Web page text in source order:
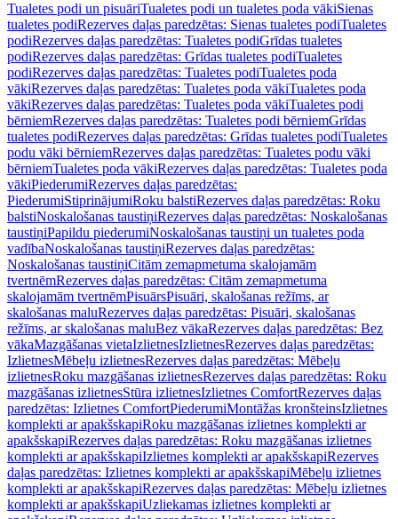
Tualetes podi un pisuāriTualetes podi un tualetes poda vākiSienas
tualetes podiRezerves daļas paredzētas: Sienas tualetes podiTualetes
podiRezerves daļas paredzētas: Tualetes podiGrīdas tualetes
podiRezerves daļas paredzētas: Grīdas tualetes podiTualetes
podiRezerves daļas paredzētas: Tualetes podiTualetes poda
vākiRezerves daļas paredzētas: Tualetes poda vākiTualetes poda
vākiRezerves daļas paredzētas: Tualetes poda vākiTualetes podi
bērniemRezerves daļas paredzētas: Tualetes podi bērniemGrīdas
tualetes podiRezerves daļas paredzētas: Grīdas tualetes podiTualetes
podu vāki bērniemRezerves daļas paredzētas: Tualetes podu vāki
bērniemTualetes poda vākiRezerves daļas paredzētas: Tualetes poda
vākiPiederumiRezerves daļas paredzētas:
PiederumiStiprinājumiRoku balstiRezerves daļas paredzētas: Roku
balstiNoskalošanas taustiņiRezerves daļas paredzētas: Noskalošanas
taustiņiPapildu piederumiNoskalošanas taustiņi un tualetes poda
vadībaNoskalošanas taustiņiRezerves daļas paredzētas:
Noskalošanas taustiņiCitām zemapmetuma skalojamām
tvertnēmRezerves daļas paredzētas: Citām zemapmetuma
skalojamām tvertnēmPisuārsPisuāri, skalošanas režīms, ar
skalošanas maluRezerves daļas paredzētas: Pisuāri, skalošanas
režīms, ar skalošanas maluBez vākaRezerves daļas paredzētas: Bez
vākaMazgāšanas vietaIzlietnesIzlietnesRezerves daļas paredzētas:
IzlietnesMēbeļu izlietnesRezerves daļas paredzētas: Mēbeļu
izlietnesRoku mazgāšanas izlietnesRezerves daļas paredzētas: Roku
mazgāšanas izlietnesStūra izlietnesIzlietnes ComfortRezerves daļas
paredzētas: Izlietnes ComfortPiederumiMontāžas kronšteinsIzlietnes
komplekti ar apakšskapiRoku mazgāšanas izlietnes komplekti ar
apakšskapiRezerves daļas paredzētas: Roku mazgāšanas izlietnes
komplekti ar apakšskapiIzlietnes komplekti ar apakšskapiRezerves
daļas paredzētas: Izlietnes komplekti ar apakšskapiMēbeļu izlietnes
komplekti ar apakšskapiRezerves daļas paredzētas: Mēbeļu izlietnes
komplekti ar apakšskapiUzliekamas izlietnes komplekti ar